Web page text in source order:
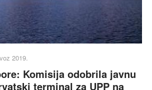
2019.
Komisija odobrila javnu
terminal za UPP na